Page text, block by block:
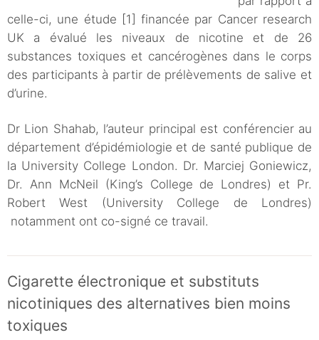
celle-ci, une étude [1] financée par Cancer research
UK a évalué les niveaux de nicotine et de 26
substances toxiques et cancérogènes dans le corps
des participants à partir de prélèvements de salive et
d’urine.
Dr Lion Shahab, l’auteur principal est conférencier au
département d’épidémiologie et de santé publique de
la University College London. Dr. Marciej Goniewicz,
Dr. Ann McNeil (King’s College de Londres) et Pr.
Robert West (University College de Londres)
notamment ont co-signé ce travail.
Cigarette électronique et substituts
nicotiniques des alternatives bien moins
toxiques